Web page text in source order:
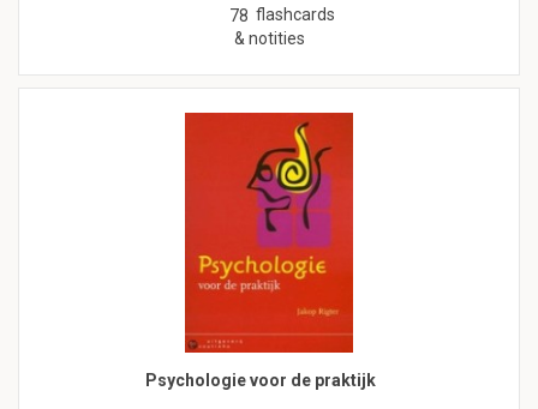
78 flashcards
& notities
Psychologie voor de praktijk